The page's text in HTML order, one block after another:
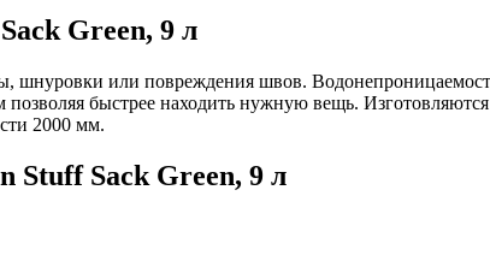
Green, 9 л
или повреждения швов.
позволяя быстрее находить нужную вещь.
2000 мм.
Stuff Sack Green, 9 л